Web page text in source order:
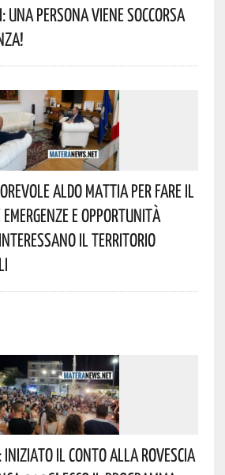
Una Persona Viene Soccorsa
Aldo Mattia Per Fare Il
E Opportunità
Il Territorio
Il Conto Alla Rovescia